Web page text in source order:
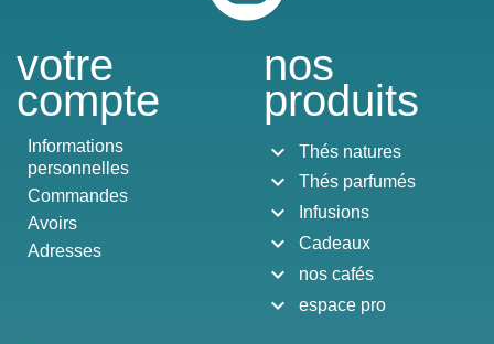
votre
compte
Informations
personnelles
Commandes
Avoirs
Adresses
nos
produits
Thés natures
expand_more
Thés parfumés
expand_more
Infusions
expand_more
Cadeaux
expand_more
nos cafés
expand_more
espace pro
expand_more